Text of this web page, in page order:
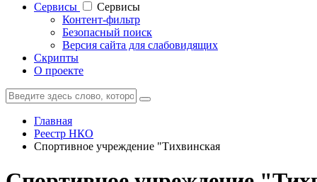
Cервисы
Cервисы
Контент-фильтр
Безопасный поиск
Версия сайта для слабовидящих
Скрипты
О проекте
Главная
Реестр НКО
Спортивное учреждение "Тихвинская